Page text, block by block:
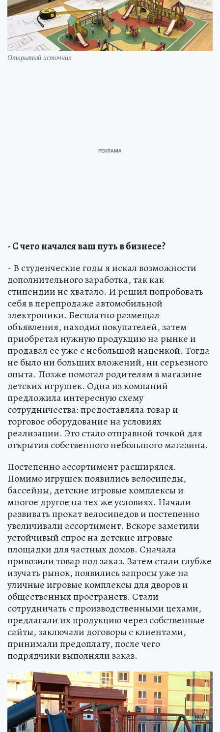
Открытый источник
- С чего начался ваш путь в бизнесе?
- В студенческие годы я искал возможности
дополнительного заработка, так как
стипендии не хватало. И решил попробовать
себя в перепродаже автомобильной
электроники. Бесплатно размещал
объявления, находил покупателей, затем
приобретал нужную продукцию на рынке и
продавал ее уже с небольшой наценкой. Тогда
не было ни больших вложений, ни серьезного
опыта. Позже помогал родителям в магазине
детских игрушек. Одна из компаний
предложила интересную схему
сотрудничества: предоставляла товар и
торговое оборудование на условиях
реализации. Это стало отправной точкой для
открытия собственного небольшого магазина.
Постепенно ассортимент расширялся.
Помимо игрушек появились велосипеды,
бассейны, детские игровые комплексы и
многое другое на тех же условиях. Начали
развивать прокат велосипедов и постепенно
увеличивали ассортимент. Вскоре заметили
устойчивый спрос на детские игровые
площадки для частных домов. Сначала
привозили товар под заказ. Затем стали глубже
изучать рынок, появились запросы уже на
уличные игровые комплексы для дворов и
общественных пространств. Стали
сотрудничать с производственными цехами,
предлагали их продукцию через собственные
сайты, заключали договоры с клиентами,
принимали предоплату, после чего
подрядчики выполняли заказ.